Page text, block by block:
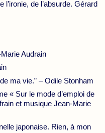
l’ironie, de l’absurde. Gérard
Audrain
ma vie.” – Odile Stonham
« Sur le mode d’emploi de
et musique Jean-Marie
japonaise. Rien, à mon